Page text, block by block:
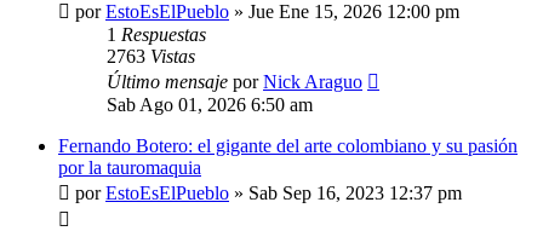
porEstoEsElPueblo » Jue Ene 15, 2026 12:00 pm
1 Respuestas
2763 Vistas
Último mensaje porNick Araguo
Sab Ago 01, 2026 6:50 am
Fernando Botero: el gigante del arte colombiano y su pasión
por la tauromaquia
porEstoEsElPueblo » Sab Sep 16, 2023 12:37 pm